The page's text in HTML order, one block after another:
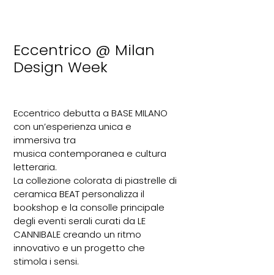
CONTATTI
IT 
Eccentrico @ Milan
Design Week
Eccentrico debutta aBASE MILANO
con un’esperienza unica e
immersiva tra
musica contemporanea e cultura
letteraria.
La collezione colorata di piastrelle di
ceramicaBEATpersonalizza il
bookshop e la consolle principale
degli eventi serali curati daLE
CANNIBALE creando un ritmo
innovativo e un progetto che
stimola i sensi.